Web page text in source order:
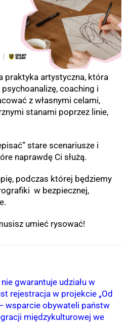
praktyka artystyczna, która
coaching i
z własnymi celami,
stanami poprzez linie,
stare scenariusze i
naprawdę Ci służą.
podczas której będziemy
w bezpiecznej,
umieć rysować!
gwarantuje udziału w
rejestracja w projekcie „Od
wsparcie obywateli państw
międzykulturowej we